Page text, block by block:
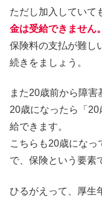
ただし加入していて
金は受給できません。
保険料の支払が難し
続きをましょう。
また20歳前から障害
20歳になったら「
給できます。
こちらも20歳にな
で、保険という要素
ひるがえって、厚生